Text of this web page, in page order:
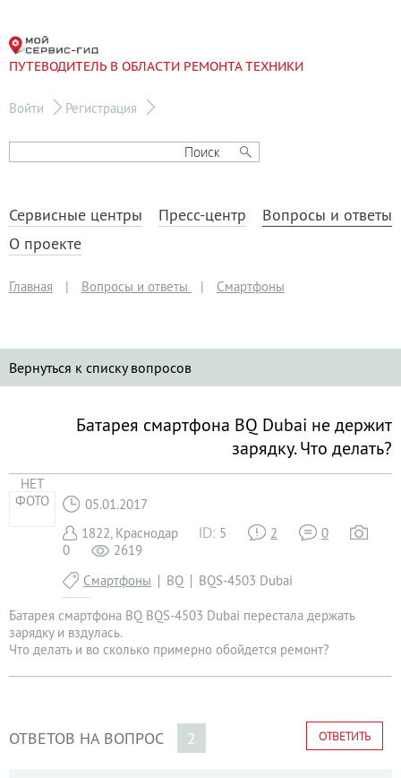
ПУТЕВОДИТЕЛЬ В ОБЛАСТИ РЕМОНТА ТЕХНИКИ
Войти Регистрация
Сервисные центры Пресс-центр
Вопросы и ответы
О проекте
Главная | Вопросы и ответы | Смартфоны
Вернуться к списку вопросов
Батарея смартфона BQ Dubai не держит
зарядку. Что делать?
НЕТ
ФОТО
05.01.2017
1822, Краснодар
5 2
0
0
2619
Смартфоны
BQ BQS-4503 Dubai
Батарея смартфона BQ BQS-4503 Dubai перестала держать
зарядку и вздулась.
Что делать и во сколько примерно обойдется ремонт?
ОТВЕТИТЬ
ОТВЕТОВ НА ВОПРОС 2